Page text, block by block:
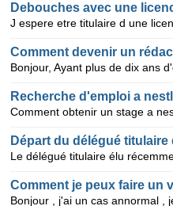
Debouches avec une
Recherche d'emploi a
Départ du délégué titulaire
Comment je peux faire un